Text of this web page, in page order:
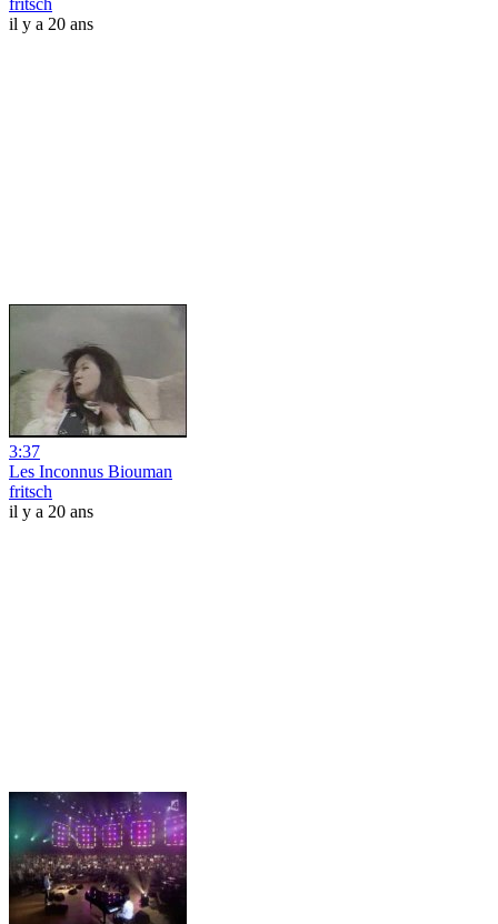
fritsch
il y a 20 ans
3:37
Les Inconnus Biouman
fritsch
il y a 20 ans